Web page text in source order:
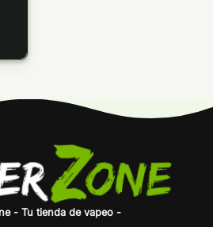
- Tu tienda de vapeo -